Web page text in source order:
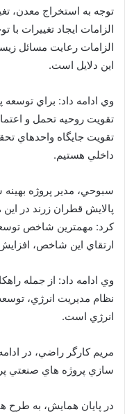
توجه به استخراج معدن،
الزامات ايجاد تغييرات با
الزامات رعايت مسائل
اين دلايل است.
وي ادامه داد: براي
تقويت روحيه تحمل و
تقويت جايگاه واحدهاي
داخلي هستيم.
سبوحي، مدير پروژه
پالايش قطران زرند در
كرد: مهمترين شاخص
ارتقاي اين شاخص،
وي ادامه داد: از جمله
نظام مديريت انرژي،
انرژي است.
مريم كارگر راضي، در
سازي پروژه هاي صنعتي
در پايان همايش، به طرح